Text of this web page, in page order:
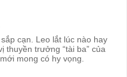
cạn. Leo lắt lúc nào hay
thuyền trưởng “tài ba” của
mong có hy vọng.